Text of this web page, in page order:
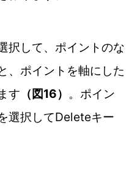
択して、ポイントのな
、ポイントを軸にした
す （図16） 。ポイン
選択してDeleteキー